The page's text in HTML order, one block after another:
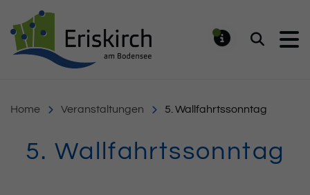
Suchen
Home Veranstaltungen 5. Wallfahrtssonntag
5. Wallfahrtssonntag